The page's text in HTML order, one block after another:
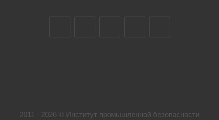
2011 - 2026 © Институт промышленной безопасности